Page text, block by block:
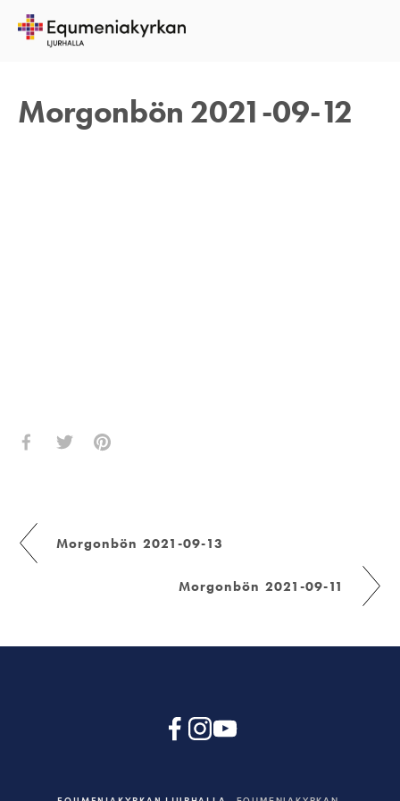
Morgonbön 2021-09-12
12 SEPTEMBER 2021
Morgonbön 2021-09-13
Morgonbön 2021-09-11